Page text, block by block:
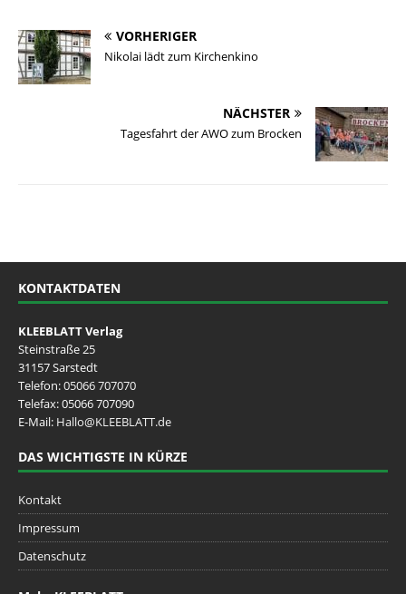
VORHERIGER
Nikolai lädt zum Kirchenkino
NÄCHSTER
Tagesfahrt der AWO zum Brocken
KONTAKTDATEN
KLEEBLATT Verlag
Steinstraße 25
31157 Sarstedt
Telefon:05066 707070
Telefax: 05066 707090
E-Mail: Hallo@KLEEBLATT.de
DAS WICHTIGSTE IN KÜRZE
Kontakt
Impressum
Datenschutz